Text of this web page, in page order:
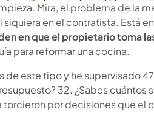
Mira, el problema de la
en el contratista. Está
en que el propietario toma
para reformar una cocina.
de este tipo y he supervisado
32. ¿Sabes
torcieron por decisiones que el